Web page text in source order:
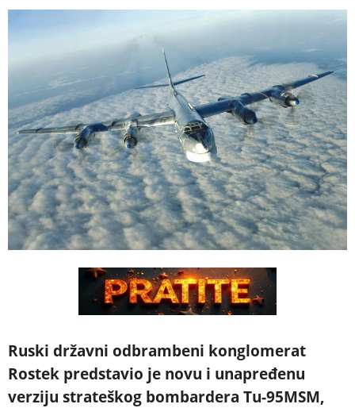
Ruski državni odbrambeni konglomerat
Rostek predstavio je novu i unapređenu
verziju strateškog bombardera Tu-95MSM,